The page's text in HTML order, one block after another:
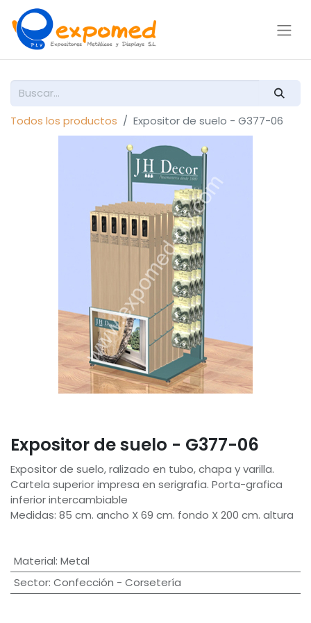
Todos los productos Expositor de suelo - G377-06
Expositor de suelo - G377-06
Expositor de suelo, ralizado en tubo, chapa y varilla.
Cartela superior impresa en serigrafia. Porta-grafica
inferior intercambiable
Medidas: 85 cm. ancho X 69 cm. fondo X 200 cm. altura
Material: Metal
Sector: Confección - Corsetería